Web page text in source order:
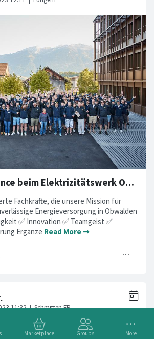
Marketplace Groups More
🔌Karrierechance beim Elektrizitätswerk Obwalden!⚡
Fachkräfte, die unsere Mission für
Energieversorgung in Obwalden
✅ Innovation ✅ Teamgeist ✅
Ergänze Read More ➞